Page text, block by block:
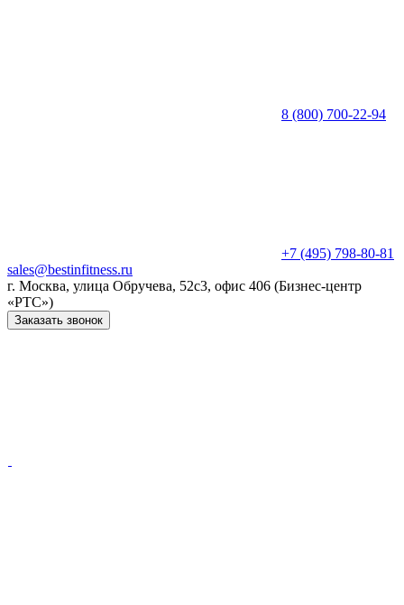
8 (800) 700-22-94
+7 (495) 798-80-81
sales@bestinfitness.ru
г. Москва, улица Обручева, 52с3, офис 406 (Бизнес-центр
«РТС»)
Заказать звонок